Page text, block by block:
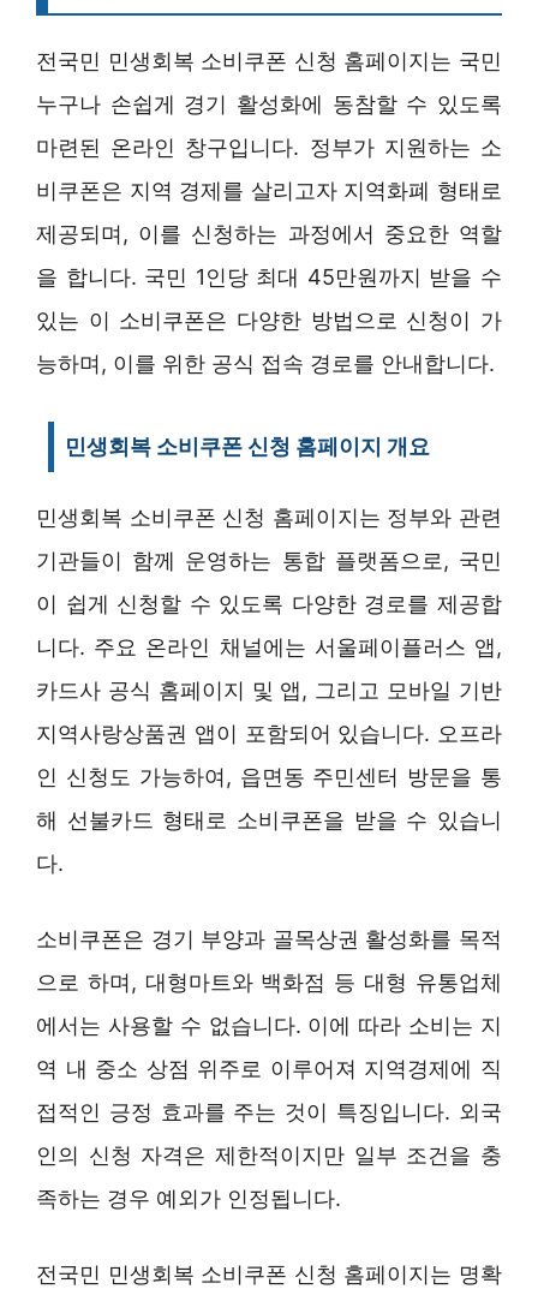
전국민 민생회복 소비쿠폰 신청 홈페이지는 국민
누구나 손쉽게 경기 활성화에 동참할 수 있도록
마련된 온라인 창구입니다. 정부가 지원하는 소
비쿠폰은 지역 경제를 살리고자 지역화폐 형태로
제공되며, 이를 신청하는 과정에서 중요한 역할
을 합니다. 국민 1인당 최대 45만원까지 받을 수
있는 이 소비쿠폰은 다양한 방법으로 신청이 가
능하며, 이를 위한 공식 접속 경로를 안내합니다.
민생회복 소비쿠폰 신청 홈페이지 개요
민생회복 소비쿠폰 신청 홈페이지는 정부와 관련
기관들이 함께 운영하는 통합 플랫폼으로, 국민
이 쉽게 신청할 수 있도록 다양한 경로를 제공합
니다. 주요 온라인 채널에는 서울페이플러스 앱,
카드사 공식 홈페이지 및 앱, 그리고 모바일 기반
지역사랑상품권 앱이 포함되어 있습니다. 오프라
인 신청도 가능하여, 읍면동 주민센터 방문을 통
해 선불카드 형태로 소비쿠폰을 받을 수 있습니
다.
소비쿠폰은 경기 부양과 골목상권 활성화를 목적
으로 하며, 대형마트와 백화점 등 대형 유통업체
에서는 사용할 수 없습니다. 이에 따라 소비는 지
역 내 중소 상점 위주로 이루어져 지역경제에 직
접적인 긍정 효과를 주는 것이 특징입니다. 외국
인의 신청 자격은 제한적이지만 일부 조건을 충
족하는 경우 예외가 인정됩니다.
전국민 민생회복 소비쿠폰 신청 홈페이지는 명확